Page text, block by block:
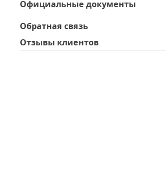
Официальные документы
Обратная связь
Отзывы клиентов